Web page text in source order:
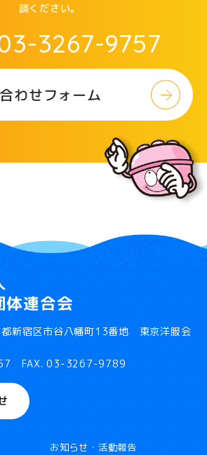
談ください。
3267-9757
わせフォーム
体連合会
新宿区市谷八幡町13番地 東京洋服会
FAX. 03-3267-9789
お知らせ・活動報告